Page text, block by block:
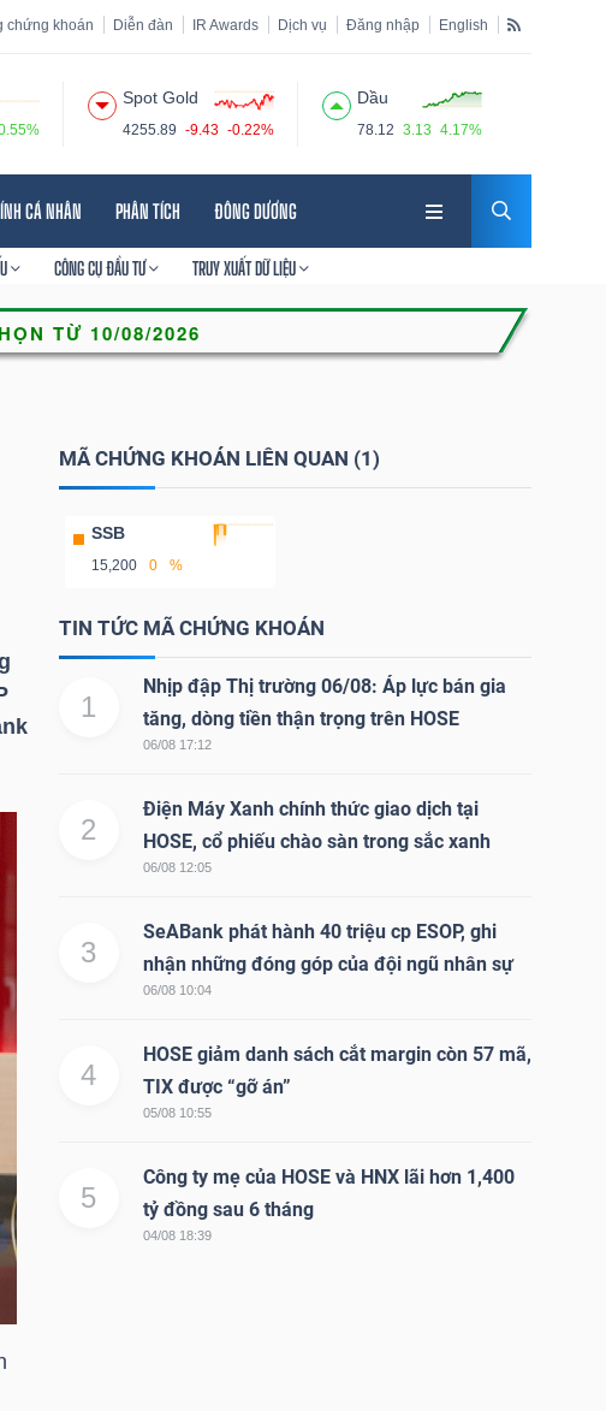
chứng khoán Diễn đàn IR Awards Dịch vụ Đăng nhập English
Spot Gold
4255.89 -9.43 -0.22%
Dầu
78.12 3.13 4.17%
CÁ NHÂN PHÂN TÍCH ĐÔNG DƯƠNG
CÔNG CỤ ĐẦU TƯ TRUY XUẤT DỮ LIỆU
MÃ CHỨNG KHOÁN LIÊN QUAN (1)
SSB
15,200 0 %
TIN TỨC MÃ CHỨNG KHOÁN
1
Nhịp đập Thị trường 06/08: Áp lực bán gia
tăng, dòng tiền thận trọng trên HOSE
06/08 17:12
2
Điện Máy Xanh chính thức giao dịch tại
HOSE, cổ phiếu chào sàn trong sắc xanh
06/08 12:05
3
SeABank phát hành 40 triệu cp ESOP, ghi
nhận những đóng góp của đội ngũ nhân sự
06/08 10:04
4
HOSE giảm danh sách cắt margin còn 57 mã,
TIX được “gỡ án”
05/08 10:55
5
Công ty mẹ của HOSE và HNX lãi hơn 1,400
tỷ đồng sau 6 tháng
04/08 18:39